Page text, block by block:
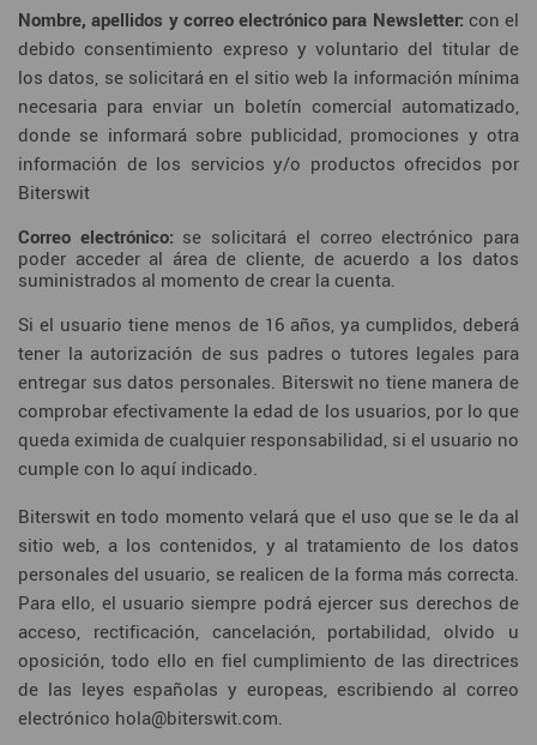
Nombre, apellidos y correo electrónico para Newsletter: con el
debido consentimiento expreso y voluntario del titular de
los datos, se solicitará en el sitio web la información mínima
necesaria para enviar un boletín comercial automatizado,
donde se informará sobre publicidad, promociones y otra
información de los servicios y/o productos ofrecidos por
Biterswit
Correo electrónico: se solicitará el correo electrónico para
poder acceder al área de cliente, de acuerdo a los datos
suministrados al momento de crear la cuenta.
Si el usuario tiene menos de 16 años, ya cumplidos, deberá
tener la autorización de sus padres o tutores legales para
entregar sus datos personales. Biterswit no tiene manera de
comprobar efectivamente la edad de los usuarios, por lo que
queda eximida de cualquier responsabilidad, si el usuario no
cumple con lo aquí indicado.
Biterswit en todo momento velará que el uso que se le da al
sitio web, a los contenidos, y al tratamiento de los datos
personales del usuario, se realicen de la forma más correcta.
Para ello, el usuario siempre podrá ejercer sus derechos de
acceso, rectificación, cancelación, portabilidad, olvido u
oposición, todo ello en fiel cumplimiento de las directrices
de las leyes españolas y europeas, escribiendo al correo
electrónico hola@biterswit.com.